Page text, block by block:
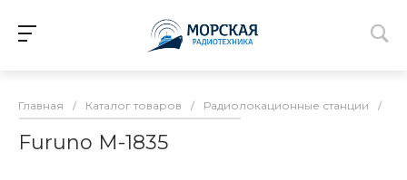
Главная / Каталог товаров / Радиолокационные станции /
Furuno М-1835